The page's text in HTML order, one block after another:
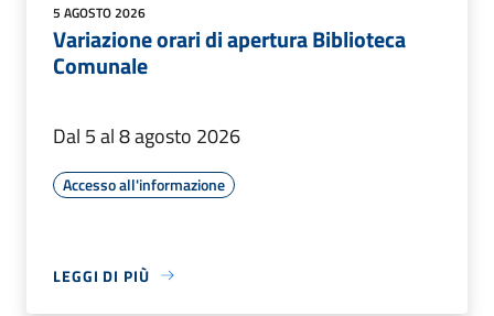
5 AGOSTO 2026
Variazione orari di apertura Biblioteca
Comunale
Dal 5 al 8 agosto 2026
Accesso all'informazione
LEGGI DI PIÙ